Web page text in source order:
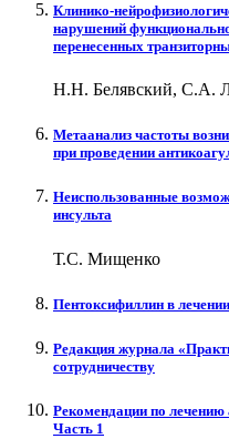
Клинико-
нарушений
перенесенных
Н.Н. Белявский, С.А.
Метаанализ частоты
при проведении
Неиспользованные
инсульта
Т.С. Мищенко
Пентоксифиллин в
Редакция журнала
сотрудничеству
Рекомендации по лечению
Часть 1